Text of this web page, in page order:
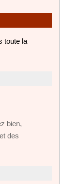
toute la
bien,
des